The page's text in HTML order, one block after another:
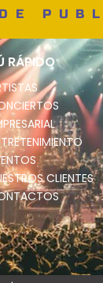
RÁPIDO
CLIENTES